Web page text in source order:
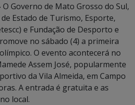
O Governo de Mato Grosso do Sul,
Estado de Turismo, Esporte,
e Fundação de Desporto e
no sábado (4) a primeira
O evento acontecerá no
Assem José, popularmente
da Vila Almeida, em Campo
A entrada é gratuita e as
local.